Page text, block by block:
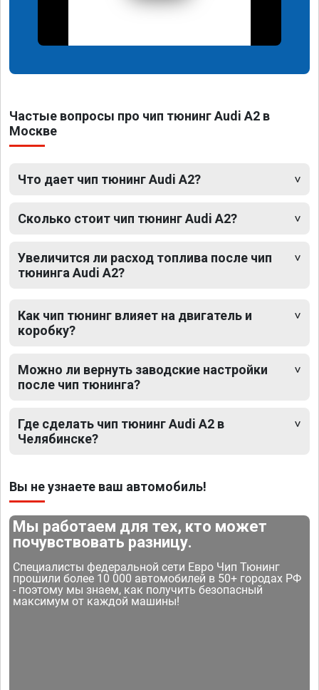
Частые вопросы про чип тюнинг Audi A2 в
Москве
Что дает чип тюнинг Audi A2?
Сколько стоит чип тюнинг Audi A2?
Увеличится ли расход топлива после чип
тюнинга Audi A2?
Как чип тюнинг влияет на двигатель и
коробку?
Можно ли вернуть заводские настройки
после чип тюнинга?
Где сделать чип тюнинг Audi A2 в
Челябинске?
Вы не узнаете ваш автомобиль!
Мы работаем для тех, кто может
почувствовать разницу.
Специалисты федеральной сети Евро Чип Тюнинг
прошили более 10 000 автомобилей в 50+ городах РФ
- поэтому мы знаем, как получить безопасный
максимум от каждой машины!